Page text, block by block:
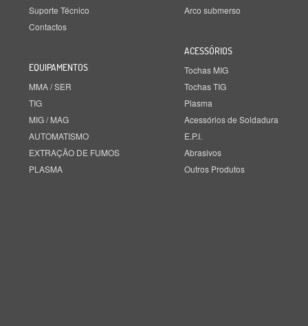
Suporte Técnico
Contactos
EQUIPAMENTOS
MMA / SER
TIG
MIG / MAG
AUTOMATISMO
EXTRAÇÃO DE FUMOS
PLASMA
Arco submerso
ACESSÓRIOS
Tochas MIG
Tochas TIG
Plasma
Acessórios de Soldadura
E.P.I.
Abrasivos
Outros Produtos